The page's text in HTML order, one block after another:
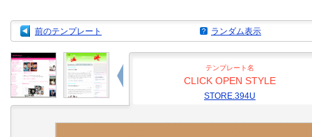
前のテンプレート ランダム表示
テンプレート名
CLICK OPEN STYLE
STORE.394U